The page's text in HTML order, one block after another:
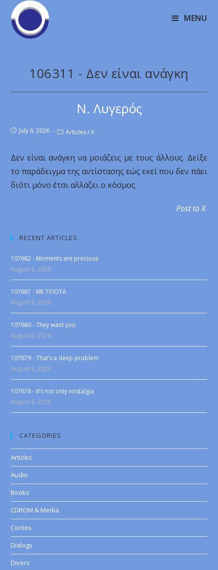
MENU
106311 - Δεν είναι ανάγκη
Ν. Λυγερός
July 6, 2026 Articles / X
Δεν είναι ανάγκη να μοιάζεις με τους άλλους. Δείξε
το παράδειγμα της αντίστασης εώς εκεί που δεν πάει
διότι μόνο έτσι αλλάζει ο κόσμος.
Post to X
RECENT ARTICLES
107682 - Moments are precious
August 8, 2026
107681 - ME TIΠOTA
August 8, 2026
107680 - They want you
August 8, 2026
107679 - That’s a deep problem
August 8, 2026
107678 - It’s not only nostalgia
August 8, 2026
CATEGORIES
Articles
Audio
Books
CDROM & Media
Contes
Dialogs
Divers